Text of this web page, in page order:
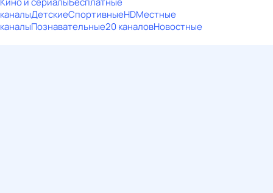
каналыДетскиеСпортивныеHDМестные
каналыПознавательные20 каналовНовостные